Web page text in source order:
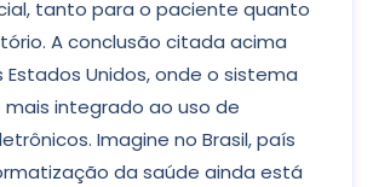
tanto para o paciente quanto
A conclusão citada acima
Unidos, onde o sistema
mais integrado ao uso de
Imagine no Brasil, país
da saúde ainda está